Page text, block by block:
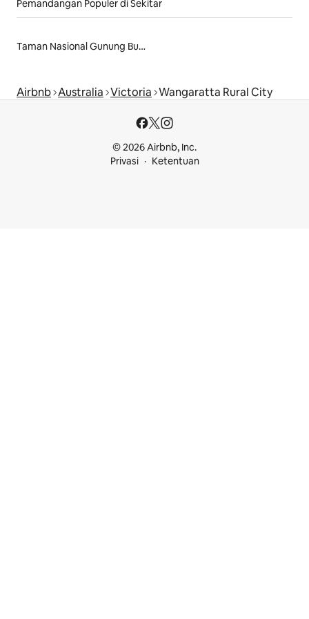
Pemandangan Populer di Sekitar
Taman Nasional Gunung Buffalo
Airbnb Australia Victoria Wangaratta Rural City
© 2026 Airbnb, Inc.
Privasi
Ketentuan